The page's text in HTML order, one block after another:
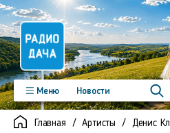
Меню
Новости
Программы
Подкасты
Новинки
Фото
Видео
Главная Артисты Денис